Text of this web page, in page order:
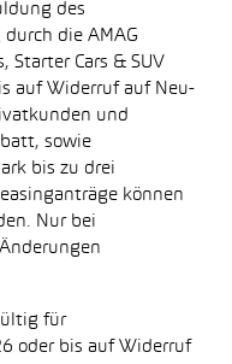
des
die AMAG
Starter Cars & SUV
auf Widerruf auf Neu-
und
sowie
bis zu drei
können
Nur bei
für
oder bis auf Widerruf